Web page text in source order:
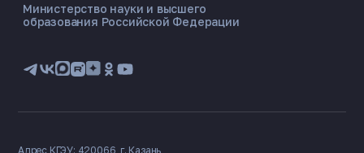
📋 Приёмная комиссия
🏠 Общежитие
Министерство науки и высшего
образования Российской Федерации
Адрес КГЭУ: 420066, г. Казань,